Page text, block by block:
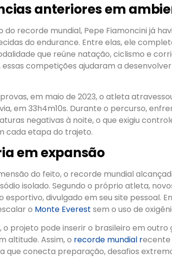
anteriores em
do recorde mundial, Pepe Fiamoncini já
do endurance. Entre elas, ele
que reúne natação, ciclismo e
essas competições ajudaram a
em maio de 2023, o atleta
em 33h4m10s. Durante o percurso,
negativas à noite, o que exigiu
cada etapa do trajeto.
em expansão
do feito, o recorde mundial
isolado. Segundo o próprio atleta,
esportivo, divulgado em seu site pessoal.
o Monte Everestsem o uso de
o projeto pode inserir o brasileiro em
altitude. Assim, o recorde mundial recente
que conecta preparação, desafios